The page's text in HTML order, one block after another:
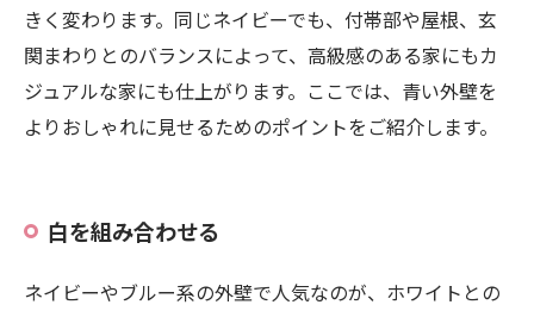
きく変わります。同じネイビーでも、付帯部や屋根、玄
関まわりとのバランスによって、高級感のある家にもカ
ジュアルな家にも仕上がります。ここでは、青い外壁を
よりおしゃれに見せるためのポイントをご紹介します。
白を組み合わせる
ネイビーやブルー系の外壁で人気なのが、ホワイトとの